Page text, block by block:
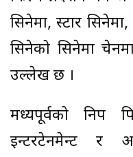
सिनेमा, स्टार
सिनेको सिनेमा
उल्लेख छ ।
मध्यपूर्वको निप
इन्टरटेनमेन्ट र